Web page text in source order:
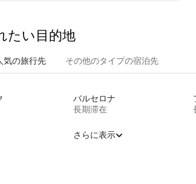
た⁠い目⁠的⁠地
気の旅行先 その他のタ⁠イ⁠プ⁠の宿⁠泊⁠先
バルセロナ
長期滞在
さらに表示